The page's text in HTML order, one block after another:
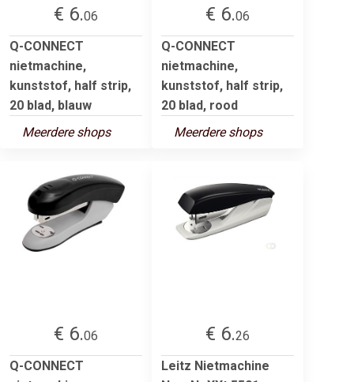
€ 6.06
Q-CONNECT
nietmachine,
kunststof, half strip,
20 blad, blauw
Meerdere shops
€ 6.06
Q-CONNECT
nietmachine,
kunststof, half strip,
20 blad, rood
Meerdere shops
€ 6.06
Q-CONNECT
€ 6.26
Leitz Nietmachine